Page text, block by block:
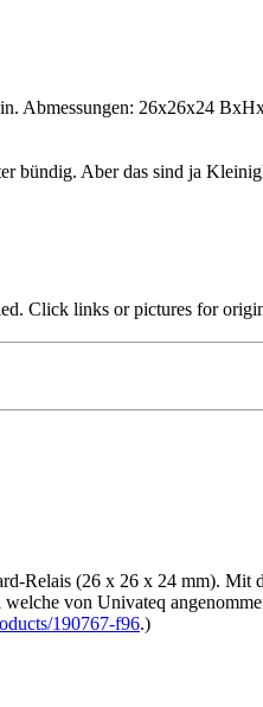
Abmessungen: 26x26x24
bündig. Aber das sind ja
Click links or pictures for
Relais (26 x 26 x 24 mm).
von Univateq
190767-f96.)